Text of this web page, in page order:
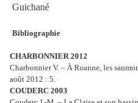
Guichané
Bibliographie
CHARBONNIER 2012
Charbonnier V. – À Roanne, les
août 2012 : 5.
COUDERC 2003